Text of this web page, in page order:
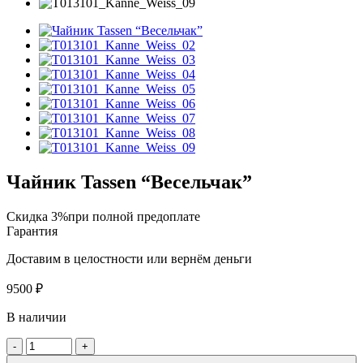
Чайник Tassen “Весельчак”
Скидка 3%при полной предоплате
Гарантия
Доставим в целостности или вернём деньги
9500 ₽
В наличии
- +